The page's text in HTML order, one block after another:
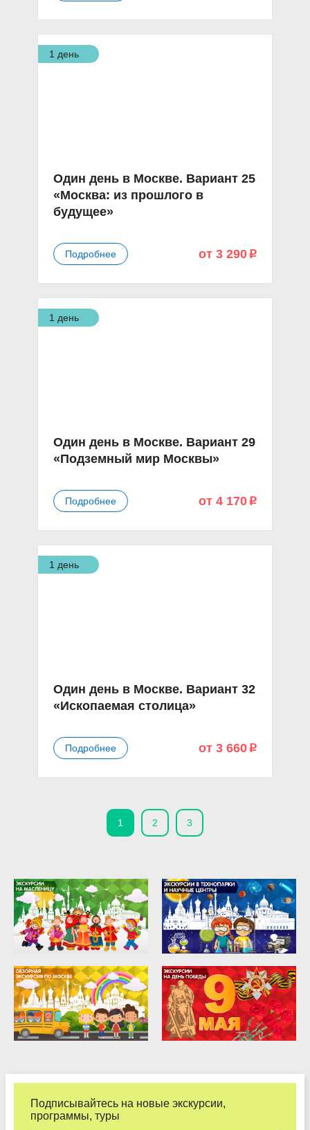
1 день
Один день в Москве. Вариант 25
«Москва: из прошлого в
будущее»
Подробнее от 3 290 p
1 день
Один день в Москве. Вариант 29
«Подземный мир Москвы»
Подробнее от 4 170 p
1 день
Один день в Москве. Вариант 32
«Ископаемая столица»
Подробнее от 3 660 p
1 2 3
Подписывайтесь на новые экскурсии,
программы, туры